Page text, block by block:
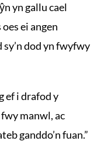
yn gallu cael
ei angen
dod yn fwyfwy
ef i drafod y
manwl, ac
ganddo’n fuan.”